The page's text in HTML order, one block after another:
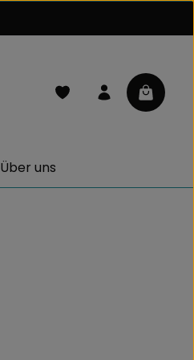
Du hast 0 Produkte auf
Über uns